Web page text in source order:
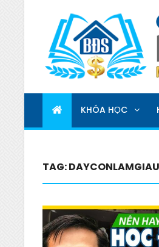
HỌC VIỆN
MỞ KHOÁ SỰ THỊNH VƯỢNG
KHÓA HỌC
TAG:DAYCONLAMGIAU